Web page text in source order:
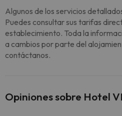
Algunos de los servicios
Puedes consultar sus tarifas
establecimiento. Toda la
a cambios por parte del
contáctanos.
Opiniones sobre Hotel